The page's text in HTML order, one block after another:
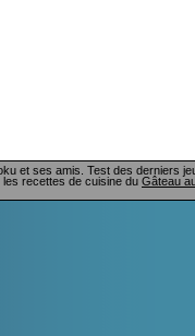
et ses amis. Test des derniers
les recettes de cuisine du Gâteau